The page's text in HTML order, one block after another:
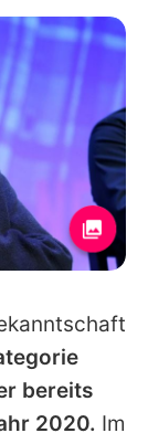
bereits
2020. Im